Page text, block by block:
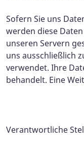
Sofern Sie uns
werden diese
unseren Servern
uns ausschließlich
verwendet. Ihre
behandelt. Eine
Verantwortliche